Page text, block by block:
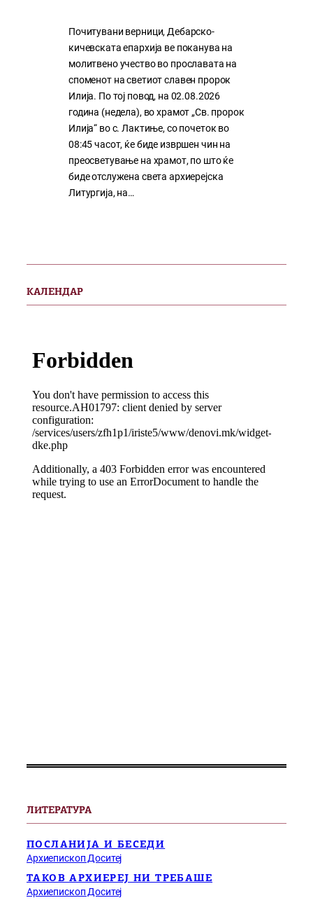
Почитувани верници, Дебарско-
кичевската епархија ве поканува на
молитвено учество во прославата на
споменот на светиот славен пророк
Илија. По тој повод, на 02.08.2026
година (недела), во храмот „Св. пророк
Илија“ во с. Лактиње, со почеток во
08:45 часот, ќе биде извршен чин на
преосветување на храмот, по што ќе
биде отслужена света архиерејска
Литургија, на…
КАЛЕНДАР
ЛИТЕРАТУРА
ПОСЛАНИЈА И БЕСЕДИ
Архиепископ Доситеј
ТАКОВ АРХИЕРЕЈ НИ ТРЕБАШЕ
Архиепископ Доситеј